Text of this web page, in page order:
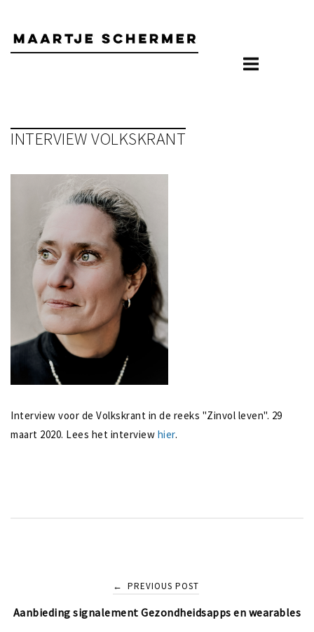
content
INTERVIEW VOLKSKRANT
Interview voor de Volkskrant in de reeks "Zinvol leven". 29
maart 2020. Lees het interview hier.
navigation
← PREVIOUS POST
Aanbieding signalement Gezondheidsapps en wearables